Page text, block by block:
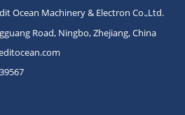
Ocean Machinery & Electron Co.,Ltd.
Road, Ningbo, Zhejiang, China